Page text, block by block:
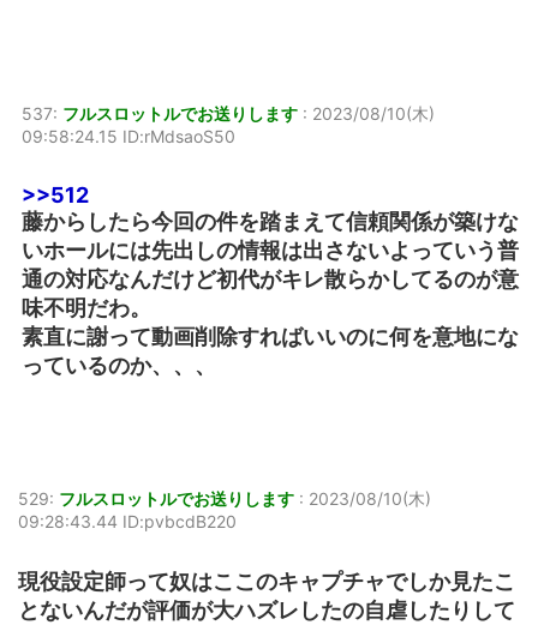
537: フルスロットルでお送りします : 2023/08/10(木)
09:58:24.15 ID:rMdsaoS50
>>512
藤からしたら今回の件を踏まえて信頼関係が築けな
いホールには先出しの情報は出さないよっていう普
通の対応なんだけど初代がキレ散らかしてるのが意
味不明だわ。
素直に謝って動画削除すればいいのに何を意地にな
っているのか、、、
529: フルスロットルでお送りします : 2023/08/10(木)
09:28:43.44 ID:pvbcdB220
現役設定師って奴はここのキャプチャでしか見たこ
とないんだが評価が大ハズレしたの自虐したりして